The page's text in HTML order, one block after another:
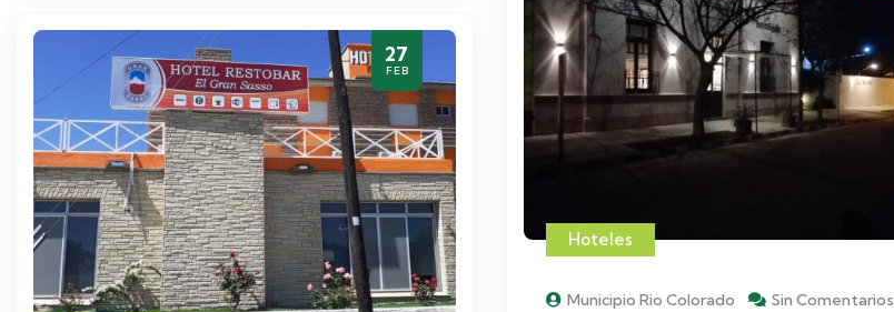
Hoteles
Municipio Rio Colorado Sin Comentarios
27
FEB